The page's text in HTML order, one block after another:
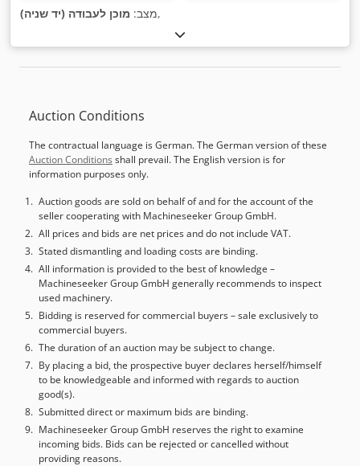
מצב: מוכן לעבודה (יד שניה) ,
Auction Conditions
The contractual language is German. The German version of these
Auction Conditions shall prevail. The English version is for
information purposes only.
Auction goods are sold on behalf of and for the account of the
seller cooperating with Machineseeker Group GmbH.
All prices and bids are net prices and do not include VAT.
Stated dismantling and loading costs are binding.
All information is provided to the best of knowledge –
Machineseeker Group GmbH generally recommends to inspect
used machinery.
Bidding is reserved for commercial buyers – sale exclusively to
commercial buyers.
The duration of an auction may be subject to change.
By placing a bid, the prospective buyer declares herself/himself
to be knowledgeable and informed with regards to auction
good(s).
Submitted direct or maximum bids are binding.
Machineseeker Group GmbH reserves the right to examine
incoming bids. Bids can be rejected or cancelled without
providing reasons.